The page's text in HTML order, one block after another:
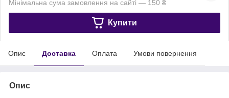
Мінімальна сума замовлення на сайті — 150 ₴
Купити
Опис Доставка Оплата Умови повернення
Опис